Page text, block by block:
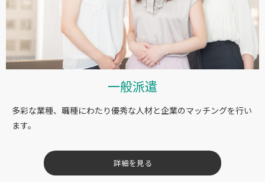
一般派遣
多彩な業種、職種にわたり優秀な人材と企業のマッチングを行い
ます。
詳細を見る